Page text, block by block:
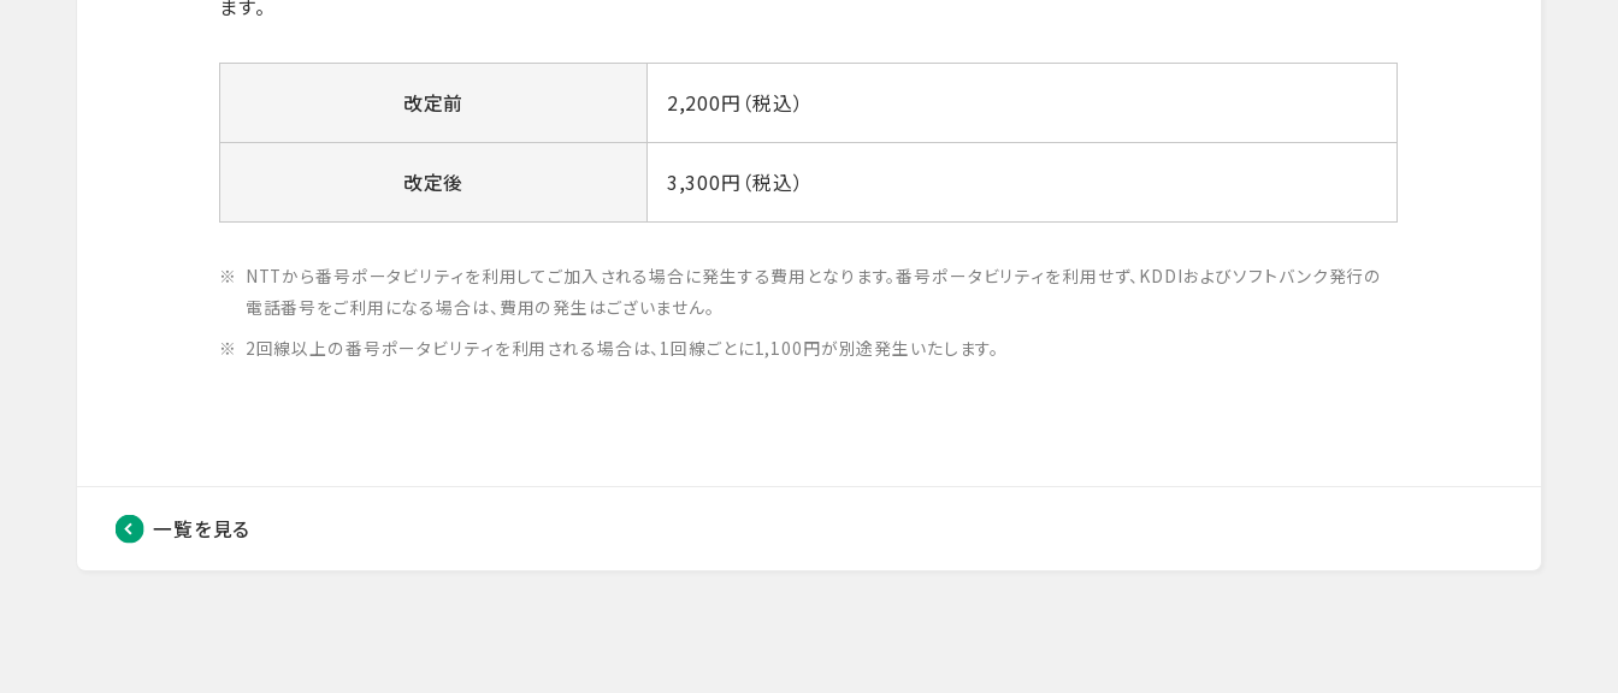
ます。
改定前 2,200円（税込）
改定後 3,300円（税込）
NTTから番号ポータビリティを利用してご加入される場合に発生する費用となります。番号ポータビリティを利用せず、KDDIおよびソフトバンク発行の
電話番号をご利用になる場合は、費用の発生はございません。
2回線以上の番号ポータビリティを利用される場合は、1回線ごとに1,100円が別途発生いたします。
一覧を見る